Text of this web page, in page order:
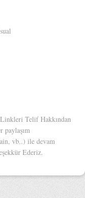
Telif Hakkından
paylaşım
vb..) ile devam
Ederiz.